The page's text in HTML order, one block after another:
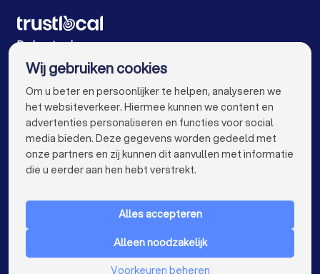
Glazenwassers in Roeselare
Glazenwassers in Beveren
Glazenwassers in Dendermonde
Glazenwassers in Beringen
Glazenwassers in Turnhout
Glazenwassers in Dilbeek
Glazenwassers in Sint-Truiden
Glazenwassers in Lokeren
Glazenwassers in Brasschaat
De beste glazenwassers voor u
VOOR PARTICULIEREN keyboard_arrow_down
Nederland
Wij gebruiken cookies
Om u beter en persoonlijker te helpen, analyseren we
het websiteverkeer. Hiermee kunnen we content en
advertenties personaliseren en functies voor social
media bieden. Deze gegevens worden gedeeld met
onze partners en zij kunnen dit aanvullen met informatie
die u eerder aan hen hebt verstrekt.
Alles accepteren
Alleen noodzakelijk
Voorkeuren beheren